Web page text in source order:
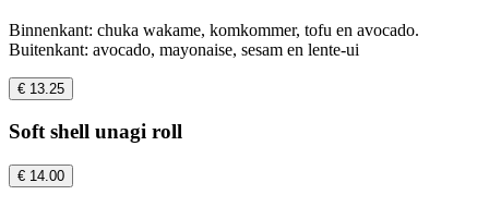
Binnenkant: chuka wakame, komkommer, tofu en avocado.
Buitenkant: avocado, mayonaise, sesam en lente-ui
€ 13.25
Soft shell unagi roll
€ 14.00